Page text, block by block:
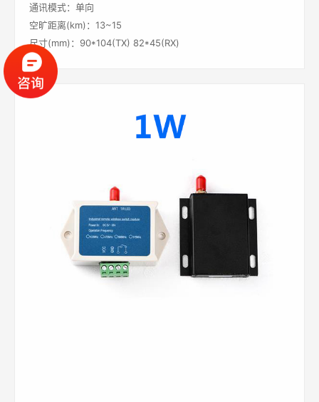
通讯模式：单向
空旷距离(km)：13~15
尺寸(mm)：90*104(TX) 82*45(RX)